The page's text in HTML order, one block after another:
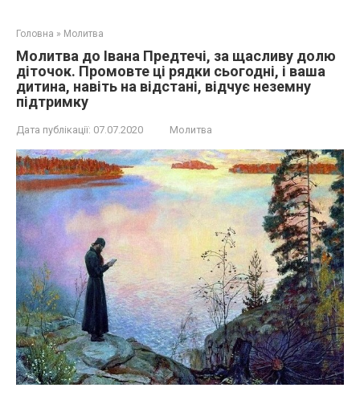
Головна » Молитва
Молитва до Івана Предтечі, за щасливу долю
діточок. Промовте ці рядки сьогодні, і ваша
дитина, навіть на відстані, відчує неземну
підтримку
Дата публікації: 07.07.2020 Молитва